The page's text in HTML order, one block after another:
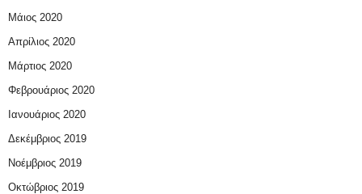
Μάιος 2020
Απρίλιος 2020
Μάρτιος 2020
Φεβρουάριος 2020
Ιανουάριος 2020
Δεκέμβριος 2019
Νοέμβριος 2019
Οκτώβριος 2019